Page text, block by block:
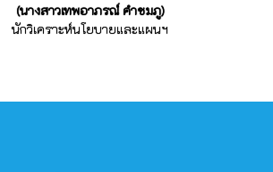
(นางสาวเทพอาภรณ์ คำชมภู)
นักวิเคราะห์นโยบายและแผนฯ